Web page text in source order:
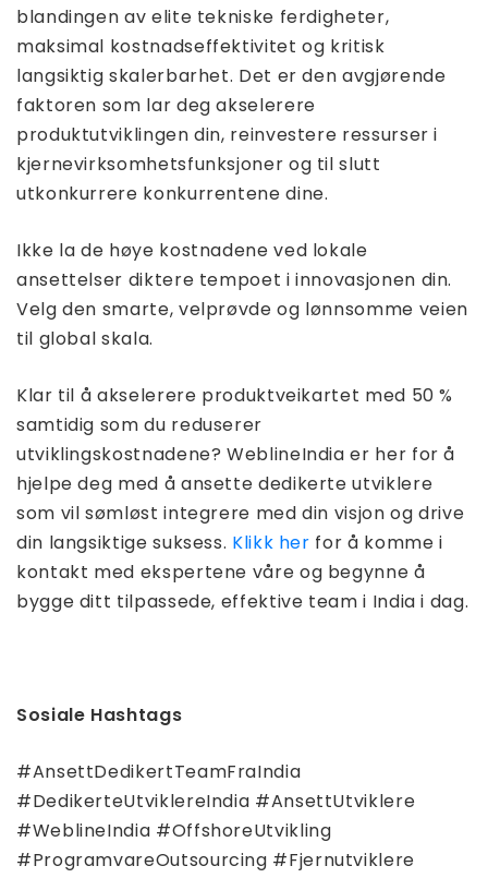
blandingen av elite tekniske ferdigheter,
maksimal kostnadseffektivitet og kritisk
langsiktig skalerbarhet. Det er den avgjørende
faktoren som lar deg akselerere
produktutviklingen din, reinvestere ressurser i
kjernevirksomhetsfunksjoner og til slutt
utkonkurrere konkurrentene dine.
Ikke la de høye kostnadene ved lokale
ansettelser diktere tempoet i innovasjonen din.
Velg den smarte, velprøvde og lønnsomme veien
til global skala.
Klar til å akselerere produktveikartet med 50 %
samtidig som du reduserer
utviklingskostnadene? WeblineIndia er her for å
hjelpe deg med å ansette dedikerte utviklere
som vil sømløst integrere med din visjon og drive
din langsiktige suksess. Klikk her for å komme i
kontakt med ekspertene våre og begynne å
bygge ditt tilpassede, effektive team i India i dag.
Sosiale Hashtags
#AnsettDedikertTeamFraIndia
#DedikerteUtviklereIndia #AnsettUtviklere
#WeblineIndia #OffshoreUtvikling
#ProgramvareOutsourcing #Fjernutviklere